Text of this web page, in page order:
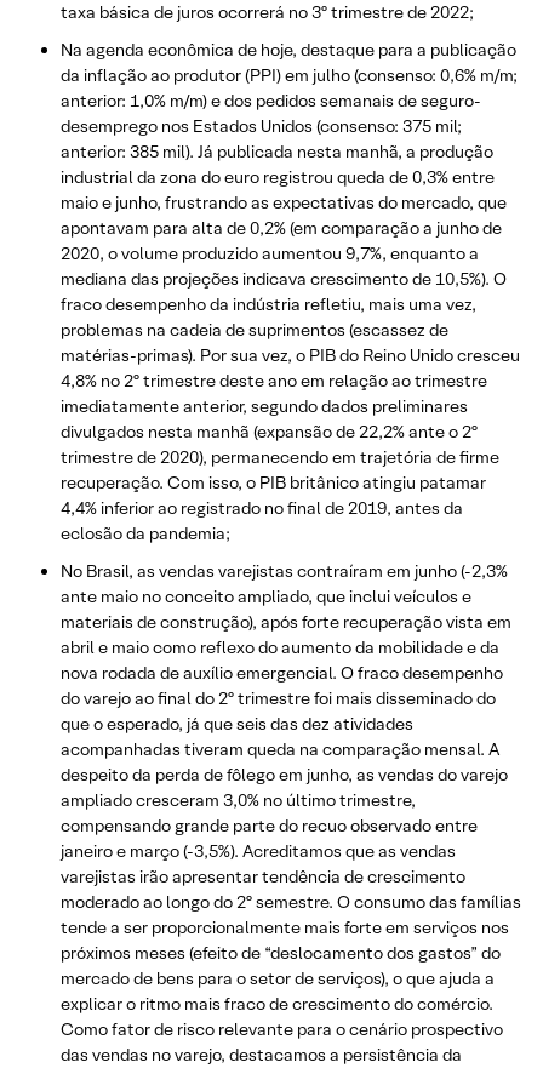
taxa básica de juros ocorrerá no 3º trimestre de 2022;
Na agenda econômica de hoje, destaque para a publicação
da inflação ao produtor (PPI) em julho (consenso: 0,6% m/m;
anterior: 1,0% m/m) e dos pedidos semanais de seguro-
desemprego nos Estados Unidos (consenso: 375 mil;
anterior: 385 mil). Já publicada nesta manhã, a produção
industrial da zona do euro registrou queda de 0,3% entre
maio e junho, frustrando as expectativas do mercado, que
apontavam para alta de 0,2% (em comparação a junho de
2020, o volume produzido aumentou 9,7%, enquanto a
mediana das projeções indicava crescimento de 10,5%). O
fraco desempenho da indústria refletiu, mais uma vez,
problemas na cadeia de suprimentos (escassez de
matérias-primas). Por sua vez, o PIB do Reino Unido cresceu
4,8% no 2º trimestre deste ano em relação ao trimestre
imediatamente anterior, segundo dados preliminares
divulgados nesta manhã (expansão de 22,2% ante o 2º
trimestre de 2020), permanecendo em trajetória de firme
recuperação. Com isso, o PIB britânico atingiu patamar
4,4% inferior ao registrado no final de 2019, antes da
eclosão da pandemia;
No Brasil, as vendas varejistas contraíram em junho (-2,3%
ante maio no conceito ampliado, que inclui veículos e
materiais de construção), após forte recuperação vista em
abril e maio como reflexo do aumento da mobilidade e da
nova rodada de auxílio emergencial. O fraco desempenho
do varejo ao final do 2º trimestre foi mais disseminado do
que o esperado, já que seis das dez atividades
acompanhadas tiveram queda na comparação mensal. A
despeito da perda de fôlego em junho, as vendas do varejo
ampliado cresceram 3,0% no último trimestre,
compensando grande parte do recuo observado entre
janeiro e março (-3,5%). Acreditamos que as vendas
varejistas irão apresentar tendência de crescimento
moderado ao longo do 2º semestre. O consumo das famílias
tende a ser proporcionalmente mais forte em serviços nos
próximos meses (efeito de “deslocamento dos gastos” do
mercado de bens para o setor de serviços), o que ajuda a
explicar o ritmo mais fraco de crescimento do comércio.
Como fator de risco relevante para o cenário prospectivo
das vendas no varejo, destacamos a persistência da